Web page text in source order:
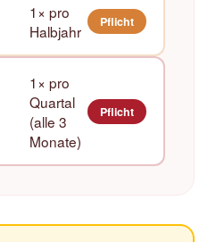
1× pro
Halbjahr
Pflicht
1× pro
Quartal
(alle 3
Monate)
Pflicht